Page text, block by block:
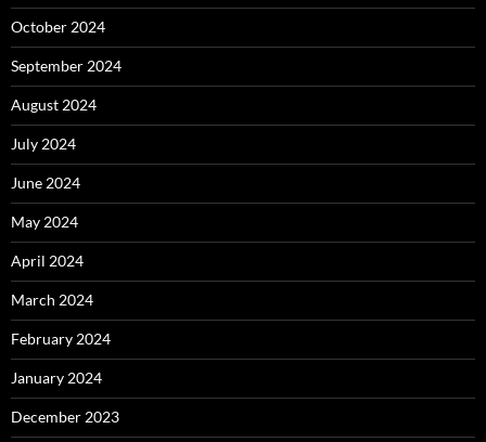
October 2024
September 2024
August 2024
July 2024
June 2024
May 2024
April 2024
March 2024
February 2024
January 2024
December 2023